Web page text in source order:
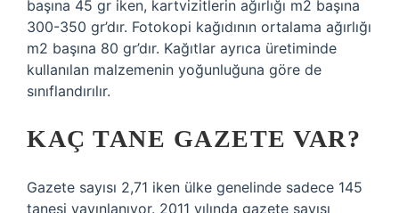
başına 45 gr iken, kartvizitlerin ağırlığı m2 başına
300-350 gr’dır. Fotokopi kağıdının ortalama ağırlığı
m2 başına 80 gr’dır. Kağıtlar ayrıca üretiminde
kullanılan malzemenin yoğunluğuna göre de
sınıflandırılır.
KAÇ TANE GAZETE VAR?
Gazete sayısı 2,71 iken ülke genelinde sadece 145
tanesi yayınlanıyor. 2011 yılında gazete sayısı